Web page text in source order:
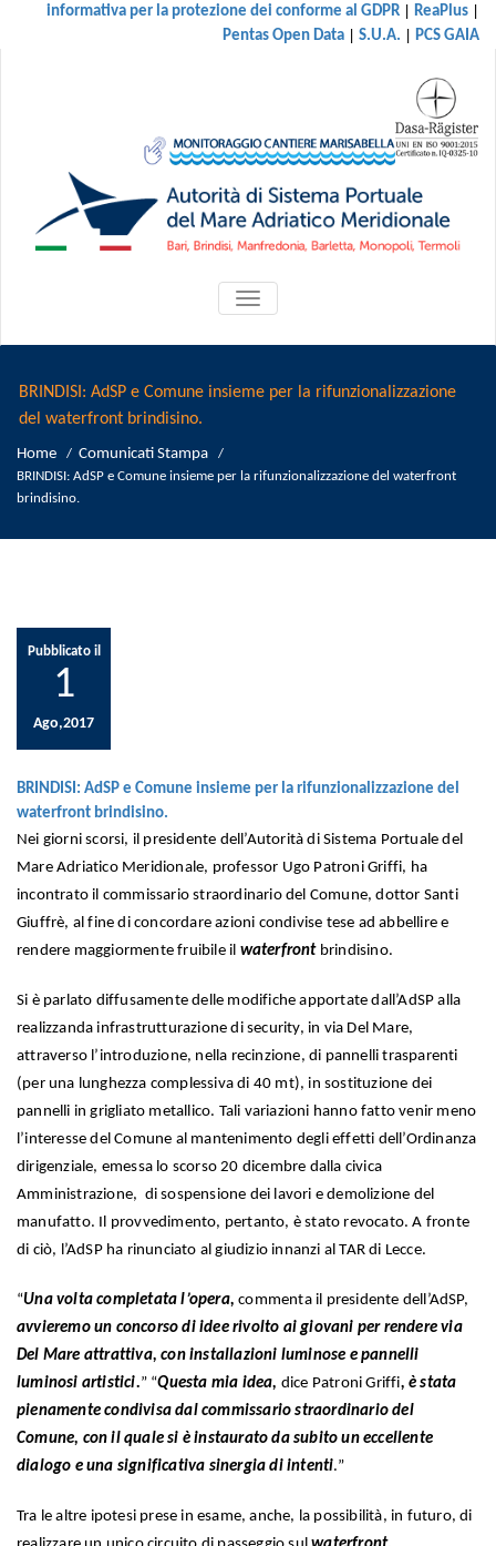
informativa per la protezione dei conforme al GDPR | ReaPlus |
Pentas Open Data | S.U.A. | PCS GAIA
ATTIVA/DISATTIVA
MENU
BRINDISI: AdSP e Comune insieme per la rifunzionalizzazione
del waterfront brindisino.
Home / Comunicati Stampa /
BRINDISI: AdSP e Comune insieme per la rifunzionalizzazione del waterfront
brindisino.
Pubblicato il
1
Ago,2017
BRINDISI: AdSP e Comune insieme per la rifunzionalizzazione del
waterfront brindisino.
Nei giorni scorsi, il presidente dell’Autorità di Sistema Portuale del
Mare Adriatico Meridionale, professor Ugo Patroni Griffi, ha
incontrato il commissario straordinario del Comune, dottor Santi
Giuffrè, al fine di concordare azioni condivise tese ad abbellire e
rendere maggiormente fruibile il waterfrontbrindisino.
Si è parlato diffusamente delle modifiche apportate dall’AdSP alla
realizzanda infrastrutturazione di security, in via Del Mare,
attraverso l’introduzione, nella recinzione, di pannelli trasparenti
(per una lunghezza complessiva di 40 mt), in sostituzione dei
pannelli in grigliato metallico. Tali variazioni hanno fatto venir meno
l’interesse del Comune al mantenimento degli effetti dell’Ordinanza
dirigenziale, emessa lo scorso 20 dicembre dalla civica
Amministrazione, di sospensione dei lavori e demolizione del
manufatto. Il provvedimento, pertanto, è stato revocato. A fronte
di ciò, l’AdSP ha rinunciato al giudizio innanzi al TAR di Lecce.
“Una volta completata l’opera,commenta il presidente dell’AdSP,
avvieremo un concorso di idee rivolto ai giovani per rendere via
Del Mare attrattiva, con installazioni luminose e pannelli
luminosi artistici.” “Questa mia idea, dice Patroni Griffi, è stata
pienamente condivisa dal commissario straordinario del
Comune, con il quale si è instaurato da subito un eccellente
dialogo e una significativa sinergia di intenti.”
Tra le altre ipotesi prese in esame, anche, la possibilità, in futuro, di